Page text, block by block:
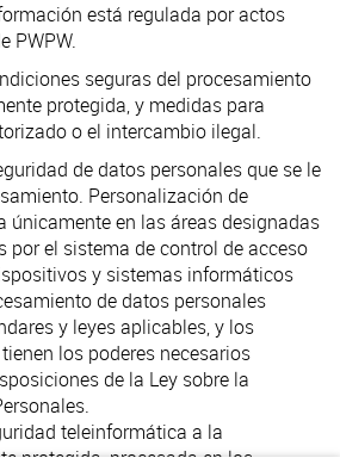
está regulada por actos
PWPW.
seguras del procesamiento
protegida, y medidas para
o el intercambio ilegal.
de datos personales que se le
Personalización de
únicamente en las áreas designadas
por el sistema de control de acceso
y sistemas informáticos
de datos personales
y leyes aplicables, y los
los poderes necesarios
de la Ley sobre la
teleinformática a la